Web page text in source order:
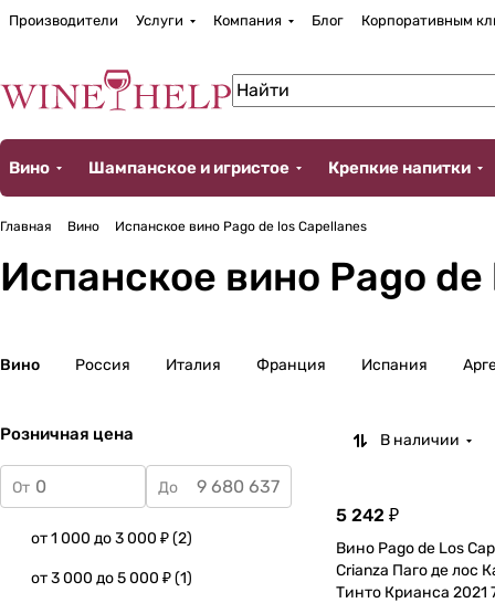
Производители Услуги Компания Блог Корпоративным
Вино Шампанское и игристое Крепкие напитки
Главная Вино Испанское вино Pago de los Capellanes
Испанское вино Pago
Вино Россия Италия Франция Испания
Розничная цена
От До
от 1 000 до 3 000 ₽(2)
от 3 000 до 5 000 ₽(1)
В наличии
5 242 ₽
Вино Pago de Los
Crianza Паго де лос
Тинто Крианса 2021